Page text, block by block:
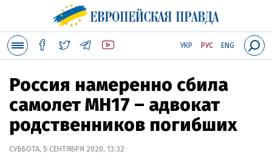
УКР РУС ENG
Россия намеренно сбила
самолет MH17 – адвокат
родственников погибших
СУББОТА, 5 СЕНТЯБРЯ 2020, 13:32